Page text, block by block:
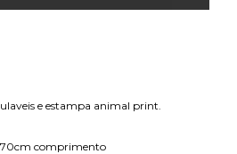
e estampa animal print.
comprimento